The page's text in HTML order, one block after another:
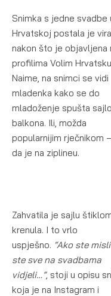
Snimka s jedne svadbe
Hrvatskoj postala je
nakon što je objavljena
profilima Volim
Naime, na snimci se vidi
mladenka kako se do
mladoženje spušta
balkona. Ili, možda
popularnijim rječnikom
da je na ziplineu.
Zahvatila je sajlu
krenula. I to vrlo
uspješno. “Ako ste
ste sve na svadbama
vidjeli…”, stoji u opisu
koja je na Instagram i